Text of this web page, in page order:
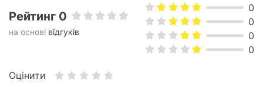
Рейтинг 0
на основі відгуків
0
0
0
0
Оцінити